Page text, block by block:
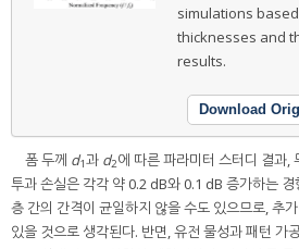
simulations
thicknesses and
results.
Download
폼 두께 d1과 d2에 따른 파라미터 스터디 결과,
투과 손실은 각각 약 0.2 dB와 0.1 dB 증가하는
층 간의 간격이 균일하지 않을 수도 있으므로, 추
있을 것으로 생각된다. 반면, 유전 물성과 패턴 가